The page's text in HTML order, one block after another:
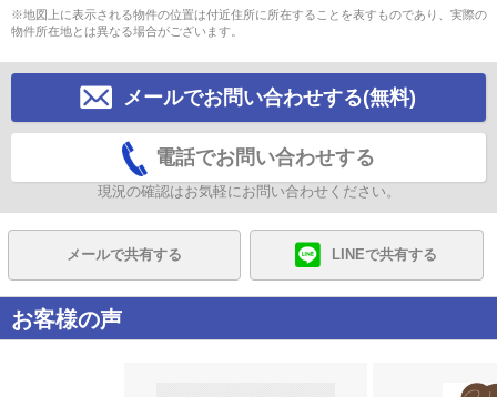
※地図上に表示される物件の位置は付近住所に所在することを表すものであり、実際の
物件所在地とは異なる場合がございます。
メールでお問い合わせする(無料)
電話でお問い合わせする
現況の確認はお気軽にお問い合わせください。
メールで共有する LINEで共有する
お客様の声